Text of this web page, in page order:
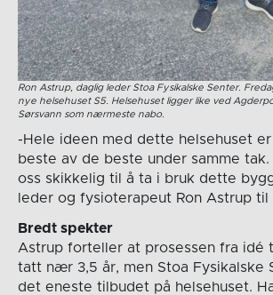
Ron Astrup, daglig leder Stoa Fysikalske Senter.
nye helsehuset S5. Helsehuset ligger like ved
Sørsvann som nærmeste nabo.
-Hele ideen med dette helsehuset
beste av de beste under samme
oss skikkelig til å ta i bruk dette
leder og fysioterapeut Ron Astrup til
Bredt spekter
Astrup forteller at prosessen fra idé
tatt nær 3,5 år, men Stoa Fysikalske
det eneste tilbudet på helsehuset.